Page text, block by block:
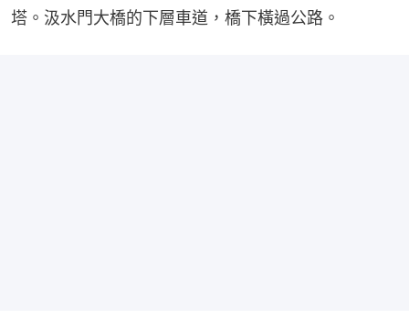
塔。汲水門大橋的下層車道，橋下橫過公路。